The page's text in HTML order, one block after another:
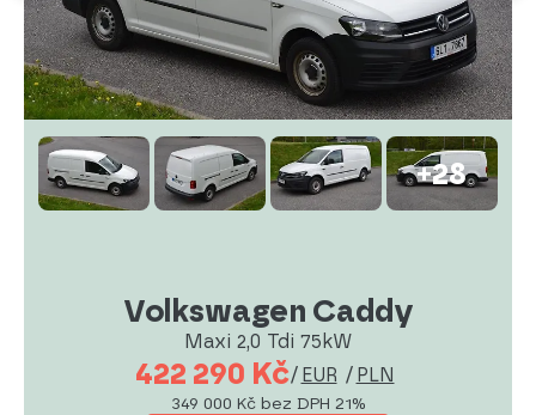
+28
Volkswagen Caddy
Maxi 2,0 Tdi 75kW
422 290 Kč/ EUR / PLN
349 000 Kč bez DPH 21%